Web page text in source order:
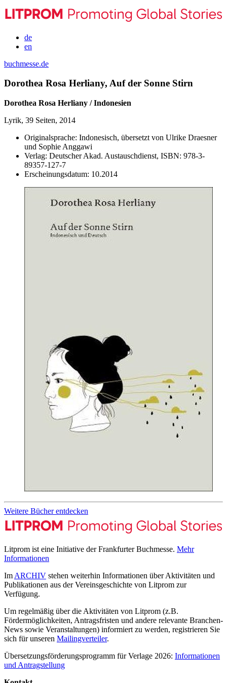
de
en
buchmesse.de
Dorothea Rosa Herliany, Auf der Sonne Stirn
Dorothea Rosa Herliany / Indonesien
Lyrik, 39 Seiten, 2014
Originalsprache: Indonesisch, übersetzt von Ulrike Draesner
und Sophie Anggawi
Verlag: Deutscher Akad. Austauschdienst, ISBN: 978-3-
89357-127-7
Erscheinungsdatum: 10.2014
Weitere Bücher entdecken
Litprom ist eine Initiative der Frankfurter Buchmesse. Mehr
Informationen
Im ARCHIV stehen weiterhin Informationen über Aktivitäten und
Publikationen aus der Vereinsgeschichte von Litprom zur
Verfügung.
Um regelmäßig über die Aktivitäten von Litprom (z.B.
Fördermöglichkeiten, Antragsfristen und andere relevante Branchen-
News sowie Veranstaltungen) informiert zu werden, registrieren Sie
sich für unseren Mailingverteiler.
Übersetzungsförderungsprogramm für Verlage 2026: Informationen
und Antragstellung